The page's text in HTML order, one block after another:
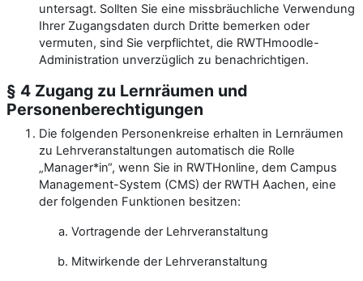
untersagt. Sollten Sie eine missbräuchliche Verwendung
Ihrer Zugangsdaten durch Dritte bemerken oder
vermuten, sind Sie verpflichtet, die RWTHmoodle-
Administration unverzüglich zu benachrichtigen.
§ 4 Zugang zu Lernräumen und
Personenberechtigungen
Die folgenden Personenkreise erhalten in Lernräumen
zu Lehrveranstaltungen automatisch die Rolle
„Manager*in“, wenn Sie in RWTHonline, dem Campus
Management-System (CMS) der RWTH Aachen, eine
der folgenden Funktionen besitzen:
Vortragende der Lehrveranstaltung
Mitwirkende der Lehrveranstaltung